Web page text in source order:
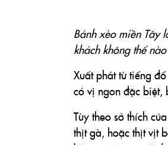
Bánh xèo miền Tây
khách không thể
Xuất phát từ tiếng
có vị ngon đặc biệt,
Tùy theo sở thích
thịt gà, hoặc thịt vịt